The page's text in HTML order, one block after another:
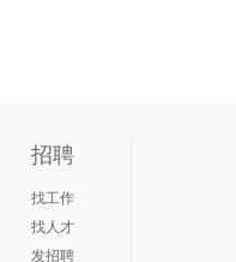
招聘
找工作
找人才
发招聘